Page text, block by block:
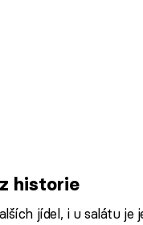
historie
jídel, i u salátu